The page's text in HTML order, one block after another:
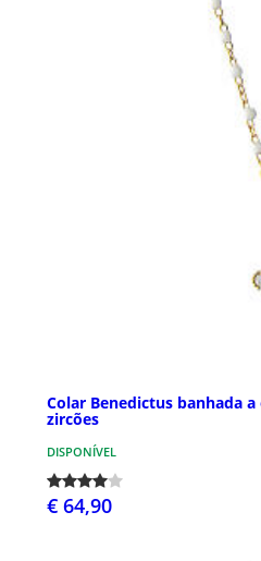
Colar Benedictus banhada
zircões
DISPONÍVEL
€ 64,90